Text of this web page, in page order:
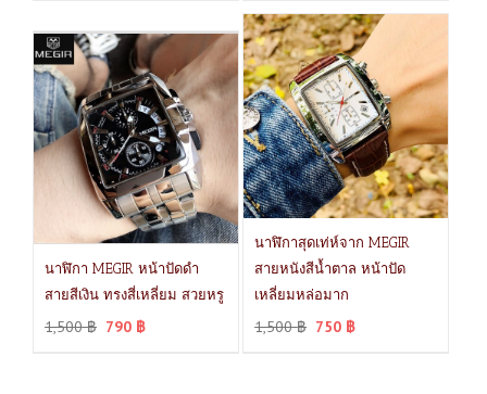
นาฬิกา MEGIR หน้าปัดดำ
สายสีเงิน ทรงสี่เหลี่ยม สวยหรู
1,500฿ 790 ฿
นาฬิกาสุดเท่ห์จาก MEGIR
สายหนังสีน้ำตาล หน้าปัด
เหลี่ยมหล่อมาก
1,500฿ 750 ฿